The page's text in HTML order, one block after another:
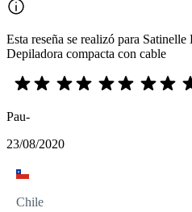
Esta reseña se realizó para
Depiladora compacta con cable
Pau-
23/08/2020
Chile